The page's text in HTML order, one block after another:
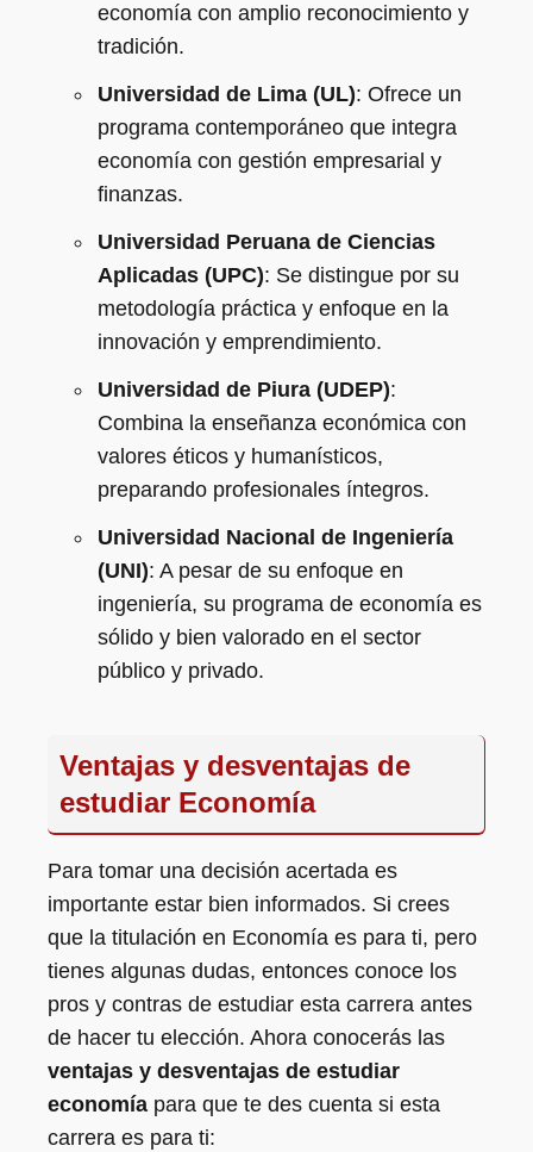
economía con amplio reconocimiento y
tradición.
Universidad de Lima (UL): Ofrece un
programa contemporáneo que integra
economía con gestión empresarial y
finanzas.
Universidad Peruana de Ciencias
Aplicadas (UPC): Se distingue por su
metodología práctica y enfoque en la
innovación y emprendimiento.
Universidad de Piura (UDEP):
Combina la enseñanza económica con
valores éticos y humanísticos,
preparando profesionales íntegros.
Universidad Nacional de Ingeniería
(UNI): A pesar de su enfoque en
ingeniería, su programa de economía es
sólido y bien valorado en el sector
público y privado.
Ventajas y desventajas de
estudiar Economía
Para tomar una decisión acertada es
importante estar bien informados. Si crees
que la titulación en Economía es para ti, pero
tienes algunas dudas, entonces conoce los
pros y contras de estudiar esta carrera antes
de hacer tu elección. Ahora conocerás las
ventajas y desventajas de estudiar
economía para que te des cuenta si esta
carrera es para ti: